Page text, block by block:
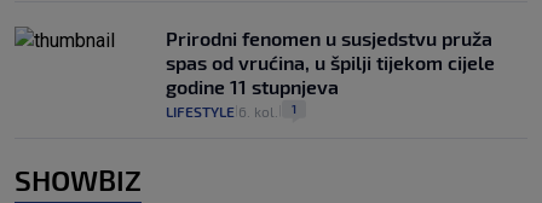
Prirodni fenomen u susjedstvu pruža
spas od vrućina, u špilji tijekom cijele
godine 11 stupnjeva
LIFESTYLE 6. kol. 1
SHOWBIZ